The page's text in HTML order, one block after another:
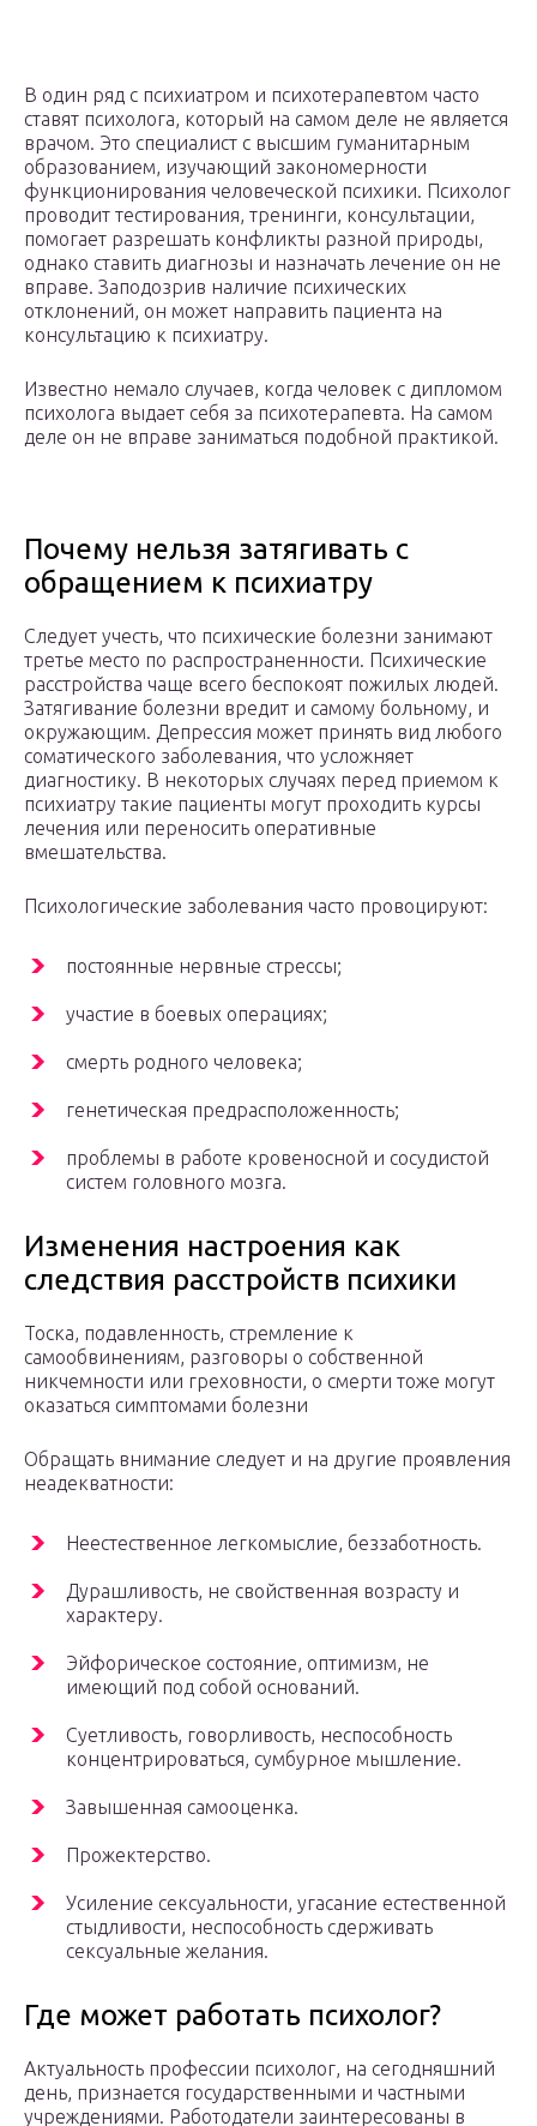
В один ряд с психиатром и психотерапевтом часто
ставят психолога, который на самом деле не является
врачом. Это специалист с высшим гуманитарным
образованием, изучающий закономерности
функционирования человеческой психики. Психолог
проводит тестирования, тренинги, консультации,
помогает разрешать конфликты разной природы,
однако ставить диагнозы и назначать лечение он не
вправе. Заподозрив наличие психических
отклонений, он может направить пациента на
консультацию к психиатру.
Известно немало случаев, когда человек с дипломом
психолога выдает себя за психотерапевта. На самом
деле он не вправе заниматься подобной практикой.
Почему нельзя затягивать с
обращением к психиатру
Следует учесть, что психические болезни занимают
третье место по распространенности. Психические
расстройства чаще всего беспокоят пожилых людей.
Затягивание болезни вредит и самому больному, и
окружающим. Депрессия может принять вид любого
соматического заболевания, что усложняет
диагностику. В некоторых случаях перед приемом к
психиатру такие пациенты могут проходить курсы
лечения или переносить оперативные
вмешательства.
Психологические заболевания часто провоцируют:
постоянные нервные стрессы;
участие в боевых операциях;
смерть родного человека;
генетическая предрасположенность;
проблемы в работе кровеносной и сосудистой
систем головного мозга.
Изменения настроения как
следствия расстройств психики
Тоска, подавленность, стремление к
самообвинениям, разговоры о собственной
никчемности или греховности, о смерти тоже могут
оказаться симптомами болезни
Обращать внимание следует и на другие проявления
неадекватности:
Неестественное легкомыслие, беззаботность.
Дурашливость, не свойственная возрасту и
характеру.
Эйфорическое состояние, оптимизм, не
имеющий под собой оснований.
Суетливость, говорливость, неспособность
концентрироваться, сумбурное мышление.
Завышенная самооценка.
Прожектерство.
Усиление сексуальности, угасание естественной
стыдливости, неспособность сдерживать
сексуальные желания.
Где может работать психолог?
Актуальность профессии психолог, на сегодняшний
день, признается государственными и частными
учреждениями. Работодатели заинтересованы в